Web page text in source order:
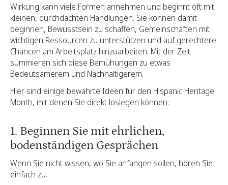
Wirkung kann viele Formen annehmen und beginnt oft mit
kleinen, durchdachten Handlungen. Sie können damit
beginnen, Bewusstsein zu schaffen, Gemeinschaften mit
wichtigen Ressourcen zu unterstützen und auf gerechtere
Chancen am Arbeitsplatz hinzuarbeiten. Mit der Zeit
summieren sich diese Bemühungen zu etwas
Bedeutsamerem und Nachhaltigerem.
Hier sind einige bewährte Ideen für den Hispanic Heritage
Month, mit denen Sie direkt loslegen können:
1. Beginnen Sie mit ehrlichen,
bodenständigen Gesprächen
Wenn Sie nicht wissen, wo Sie anfangen sollen, hören Sie
einfach zu.